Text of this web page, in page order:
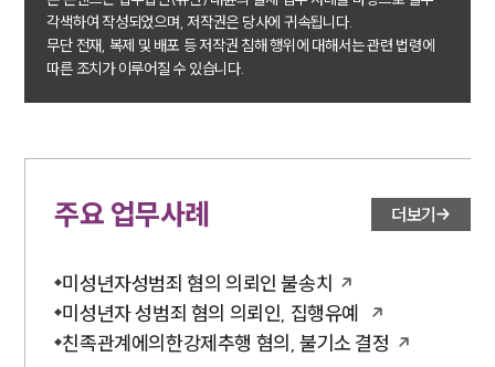
각색하여 작성되었으며, 저작권은 당사에 귀속됩니다.
무단 전재, 복제 및 배포 등 저작권 침해 행위에 대해서는 관련 법령에
따른 조치가 이루어질 수 있습니다.
주요 업무사례 더보기
미성년자성범죄 혐의 의뢰인 불송치
미성년자 성범죄 혐의 의뢰인, 집행유예
친족관계에의한강제추행 혐의, 불기소 결정